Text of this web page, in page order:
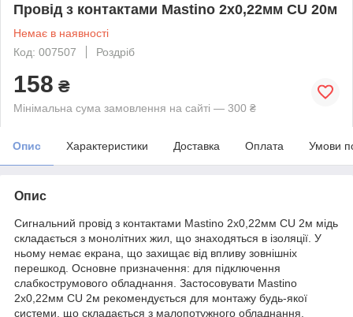
Провід з контактами Mastino 2х0,22мм CU 20м
Немає в наявності
Код: 007507
Роздріб
158 ₴
Мінімальна сума замовлення на сайті — 300 ₴
Опис Характеристики Доставка Оплата Умови
Опис
Сигнальний провід з контактами Mastino 2х0,22мм CU 2м мідь
складається з монолітних жил, що знаходяться в ізоляції. У
ньому немає екрана, що захищає від впливу зовнішніх
перешкод. Основне призначення: для підключення
слабкострумового обладнання. Застосовувати Mastino
2х0,22мм CU 2м рекомендується для монтажу будь-якої
системи, що складається з малопотужного обладнання.